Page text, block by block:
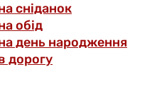
сніданок
обід
день народження
дорогу